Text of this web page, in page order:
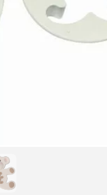
2,5 x 4,5 og 5,5 x 9,5